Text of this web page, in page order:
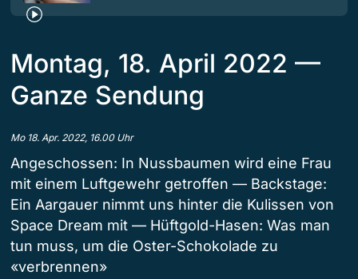
Montag, 18. April 2022 —
Ganze Sendung
Mo 18. Apr. 2022, 16.00 Uhr
Angeschossen: In Nussbaumen wird eine Frau
mit einem Luftgewehr getroffen — Backstage:
Ein Aargauer nimmt uns hinter die Kulissen von
Space Dream mit — Hüftgold-Hasen: Was man
tun muss, um die Oster-Schokolade zu
«verbrennen»